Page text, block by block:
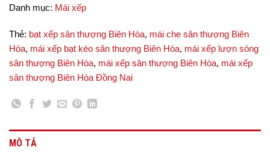
Danh mục: Mái xếp
Thẻ: bạt xếp sân thượng Biên Hòa, mái che sân thượng Biên
Hòa, mái xếp bạt kéo sân thượng Biên Hòa, mái xếp lượn sóng
sân thượng Biên Hòa, mái xếp sân thượng Biên Hòa, mái xếp
sân thượng Biên Hòa Đồng Nai
MÔ TẢ